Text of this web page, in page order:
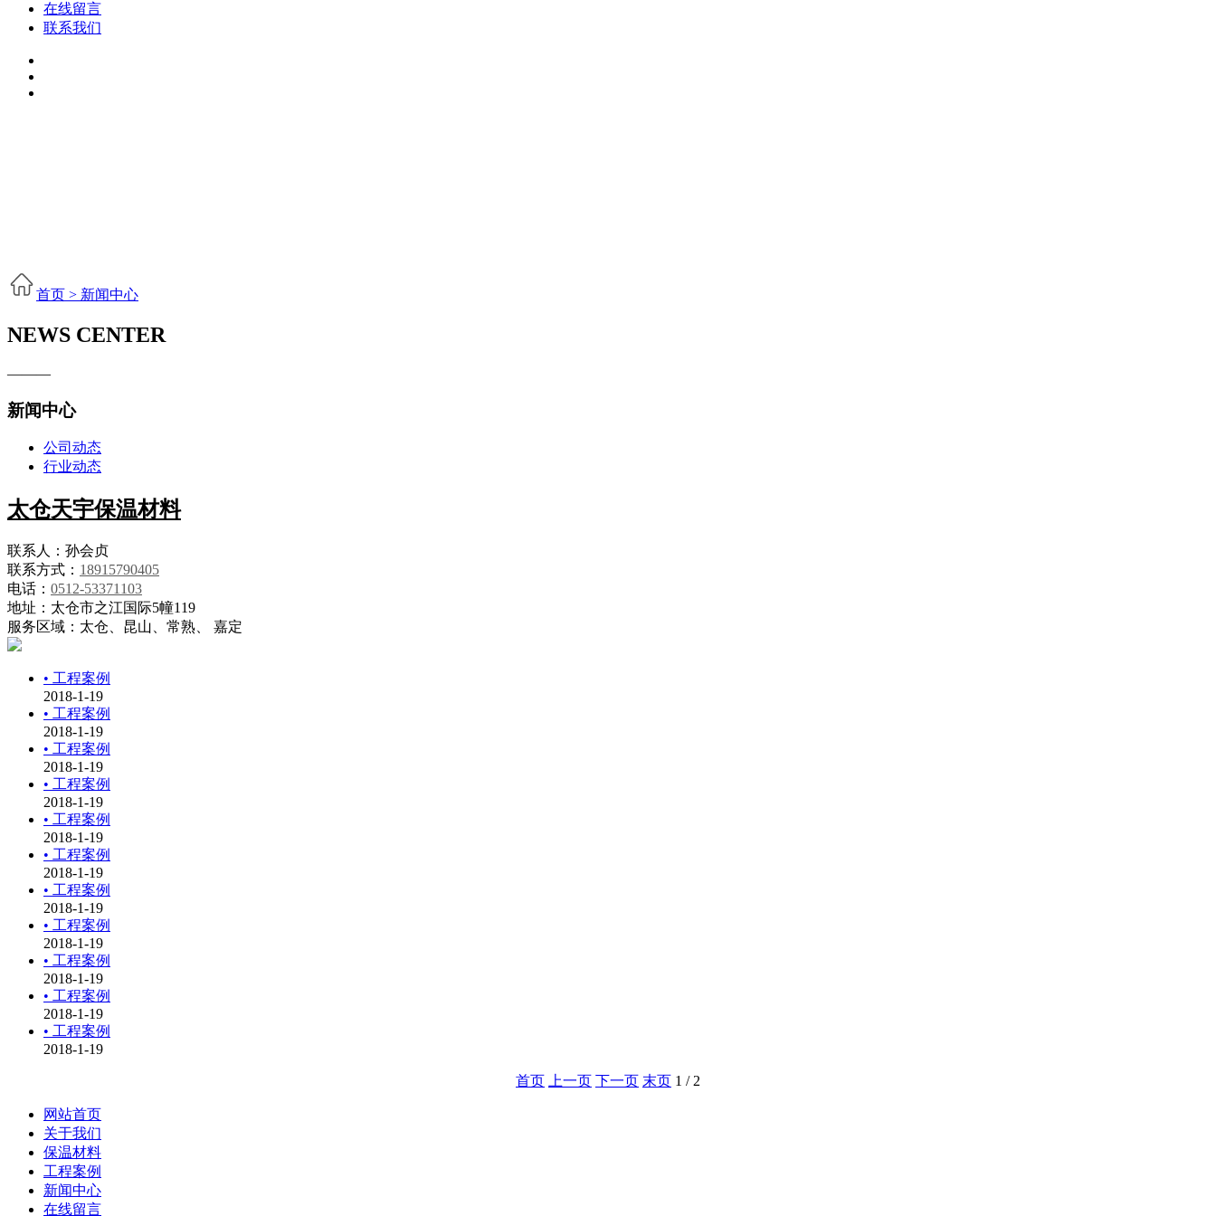
在线留言
联系我们
首页 > 新闻中心
NEWS CENTER
———
新闻中心
公司动态
行业动态
太仓天宇保温材料
联系人：孙会贞
联系方式： 18915790405
电话： 0512-53371103
地址：太仓市之江国际5幢119
服务区域：太仓、昆山、常熟、 嘉定
• 工程案例
2018-1-19
• 工程案例
2018-1-19
• 工程案例
2018-1-19
• 工程案例
2018-1-19
• 工程案例
2018-1-19
• 工程案例
2018-1-19
• 工程案例
2018-1-19
• 工程案例
2018-1-19
• 工程案例
2018-1-19
• 工程案例
2018-1-19
• 工程案例
2018-1-19
首页 上一页 下一页 末页 1 / 2
网站首页
关于我们
保温材料
工程案例
新闻中心
在线留言